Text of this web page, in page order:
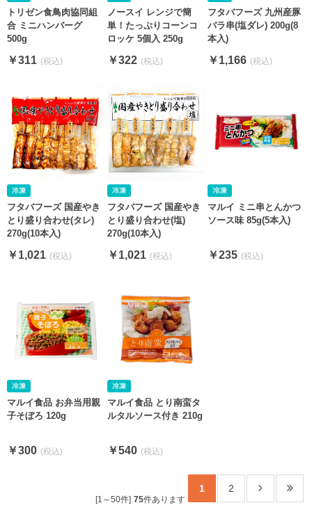
トリゼン食鳥肉協同組
合 ミニハンバーグ
500g
￥311
ノースイ レンジで簡
単！たっぷりコーンコ
ロッケ 5個入 250g
￥322
フタバフーズ 九州産豚
バラ串(塩ダレ) 200g(8
本入)
￥1,166
フタバフーズ 国産やき
とり盛り合わせ(タレ)
270g(10本入)
￥1,021
フタバフーズ 国産やき
とり盛り合わせ(塩)
270g(10本入)
￥1,021
マルイ ミニ串とんかつ
ソース味 85g(5本入)
￥235
マルイ食品 お弁当用親
子そぼろ 120g
￥300
マルイ食品 とり南蛮タ
ルタルソース付き 210g
￥540
[1～50件] 75件あります
1 2